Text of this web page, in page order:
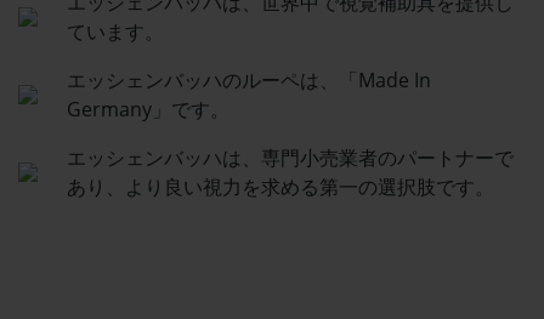
ています。
エッシェンバッハのルーペは、「Made In
Germany」です。
エッシェンバッハは、専門小売業者のパートナーで
あり、より良い視力を求める第一の選択肢です。